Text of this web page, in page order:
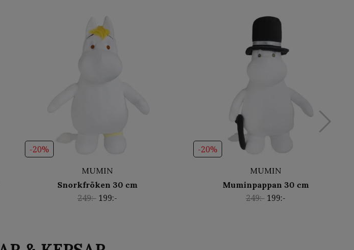
-20%
MUMIN
Snorkfröken 30 cm
249:- 199:-
-20%
MUMIN
Muminpappan 30 cm
249:- 199:-